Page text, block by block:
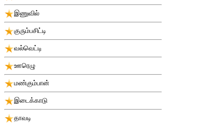
இணுவில்
குரும்பசிட்டி
வல்வெட்டி
ஊரெழு
மண்கும்பான்
இடைக்காடு
தாவடி